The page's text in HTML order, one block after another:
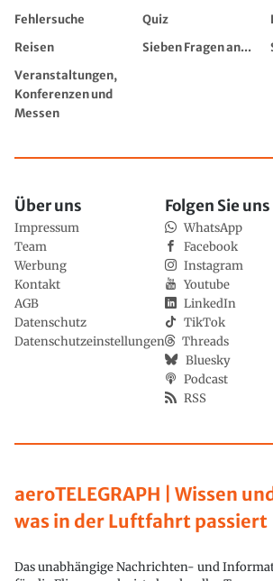
Fehlersuche
Quiz
Reisen
Sieben Fragen an...
Veranstaltungen,
Konferenzen und
Messen
aeroTELEGRAPH | Wissen
was in der Luftfahrt passiert
Das unabhängige Nachrichten- und
Über uns
Impressum
Team
Werbung
Kontakt
AGB
Datenschutz
Datenschutzeinstellungen
Folgen Sie uns
WhatsApp
Facebook
Instagram
Youtube
LinkedIn
TikTok
Threads
Bluesky
Podcast
RSS